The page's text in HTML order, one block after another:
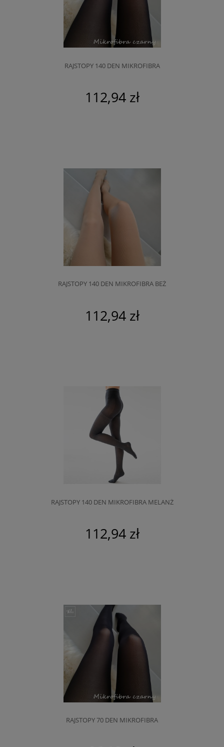
RAJSTOPY 140 DEN MIKROFIBRA
112,94 zł
RAJSTOPY 140 DEN MIKROFIBRA BEŻ
112,94 zł
RAJSTOPY 140 DEN MIKROFIBRA MELANŻ
112,94 zł
RAJSTOPY 70 DEN MIKROFIBRA